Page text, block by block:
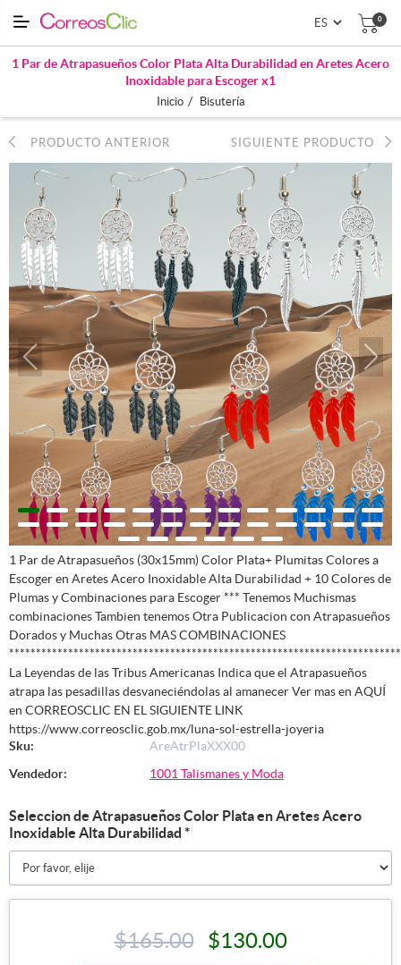
0
1 Par de Atrapasueños Color Plata Alta Durabilidad en Aretes Acero
Inoxidable para Escoger x1
Inicio / Bisutería
PRODUCTO ANTERIOR SIGUIENTE PRODUCTO
1 Par de Atrapasueños (30x15mm) Color Plata+ Plumitas Colores a
Escoger en Aretes Acero Inoxidable Alta Durabilidad + 10 Colores de
Plumas y Combinaciones para Escoger *** Tenemos Muchismas
combinaciones Tambien tenemos Otra Publicacion con Atrapasueños
Dorados y Muchas Otras MAS COMBINACIONES
La Leyendas de las Tribus Americanas Indica que el Atrapasueños
atrapa las pesadillas desvaneciéndolas al amanecer Ver mas en AQUÍ
en CORREOSCLIC EN EL SIGUIENTE LINK
https://www.correosclic.gob.mx/luna-sol-estrella-joyeria
Sku:
AreAtrPlaXXX00
Vendedor:
1001 Talismanes y Moda
Seleccion de Atrapasueños Color Plata en Aretes Acero
Inoxidable Alta Durabilidad *
$165.00 $130.00